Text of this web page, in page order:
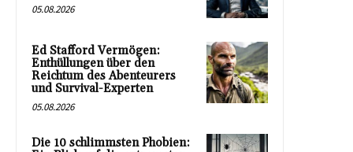
05.08.2026
Ed Stafford Vermögen:
Enthüllungen über den
Reichtum des Abenteurers
und Survival-Experten
05.08.2026
Die 10 schlimmsten Phobien: